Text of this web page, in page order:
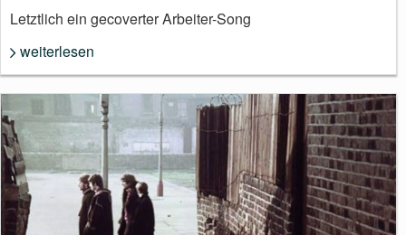
Letztlich ein gecoverter Arbeiter-Song
weiterlesen